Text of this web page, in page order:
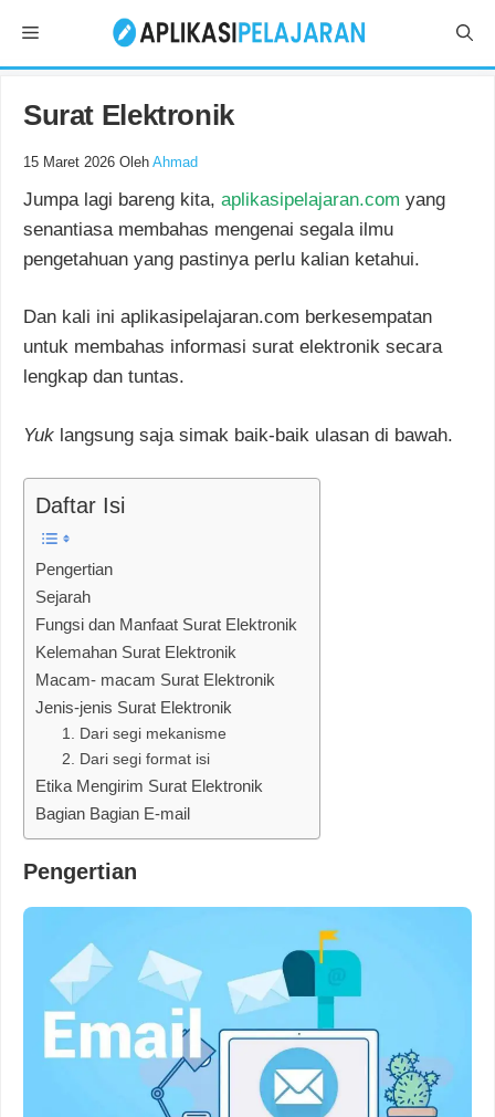
isi
Menu
Surat Elektronik
15 Maret 2026 Oleh Ahmad
Jumpa lagi bareng kita, aplikasipelajaran.com yang
senantiasa membahas mengenai segala ilmu
pengetahuan yang pastinya perlu kalian ketahui.
Dan kali ini aplikasipelajaran.com berkesempatan
untuk membahas informasi surat elektronik secara
lengkap dan tuntas.
Yuk langsung saja simak baik-baik ulasan di bawah.
Daftar Isi
Pengertian
Sejarah
Fungsi dan Manfaat Surat Elektronik
Kelemahan Surat Elektronik
Macam- macam Surat Elektronik
Jenis-jenis Surat Elektronik
1. Dari segi mekanisme
2. Dari segi format isi
Etika Mengirim Surat Elektronik
Bagian Bagian E-mail
Pengertian